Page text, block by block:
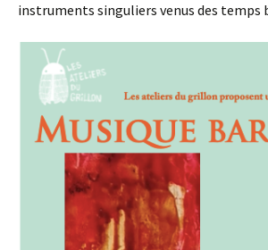
instruments singuliers venus des temps